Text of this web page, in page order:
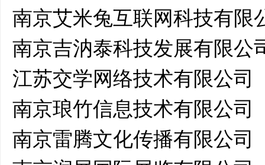
南京艾米兔互联网科技有限
南京吉汭泰科技发展有限公
江苏交学网络技术有限公司
南京琅竹信息技术有限公司
南京雷腾文化传播有限公司